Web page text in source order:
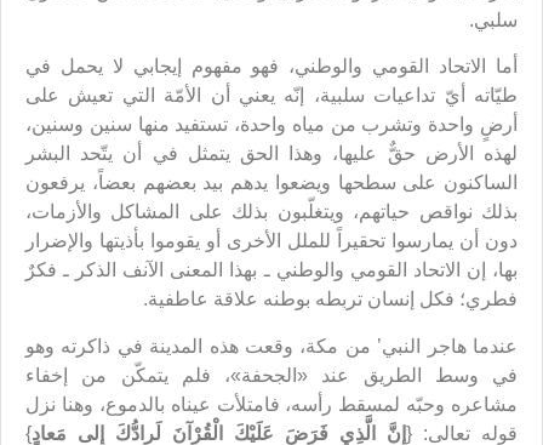
سلبي.
أما الاتحاد القومي والوطني، فهو مفهوم إيجابي لا يحمل في
طيّاته أيّ تداعيات سلبية، إنّه يعني أن الأمّة التي تعيش على
أرضٍ واحدة وتشرب من مياه واحدة، تستفيد منها سنين وسنين،
لهذه الأرض حقٌّ عليها، وهذا الحق يتمثل في أن يتّحد البشر
الساكنون على سطحها ويضعوا يدهم بيد بعضهم بعضاً، يرفعون
بذلك نواقص حياتهم، ويتغلّبون بذلك على المشاكل والأزمات،
دون أن يمارسوا تحقيراً للملل الأخرى أو يقوموا بأذيتها والإضرار
بها، إن الاتحاد القومي والوطني ـ بهذا المعنى الآنف الذكر ـ فكرٌ
فطري؛ فكل إنسان تربطه بوطنه علاقة عاطفية.
عندما هاجر النبي’ من مكة، وقعت هذه المدينة في ذاكرته وهو
في وسط الطريق عند «الجحفة»، فلم يتمكّن من إخفاء
مشاعره وحبّه لمسقط رأسه، فامتلأت عيناه بالدموع، وهنا نزل
قوله تعالى: { إِنَّ الَّذِي فَرَضَ عَلَيْكَ الْقُرْآنَ لَرادُّكَ إِلى مَعادٍ}